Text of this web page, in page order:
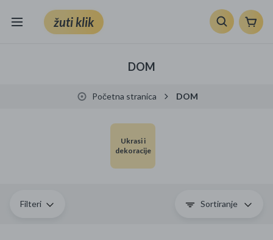
žuti klik
Klik supermarket
DOM
Početna stranica DOM
Ukrasi i
dekoracije
Filteri Sortiranje